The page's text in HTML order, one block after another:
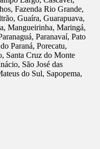
Fazenda Rio Grande,
Guaíra, Guarapuava,
Mangueirinha, Maringá,
Paranavaí, Pato
Paraná, Porecatu,
Santa Cruz do Monte
São José das
do Sul, Sapopema,